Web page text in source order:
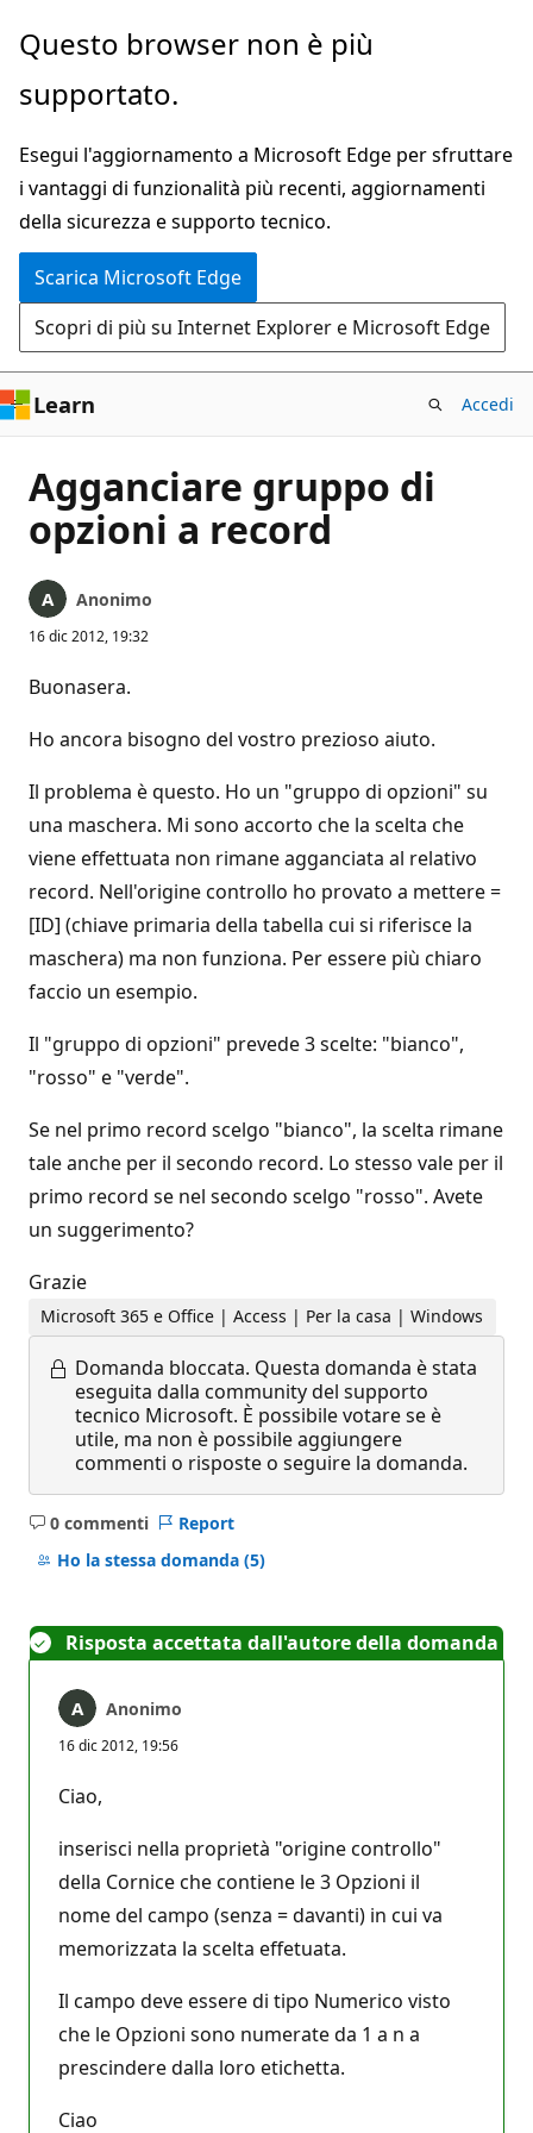
Ignora
passa
contenuto
principale
Questo browser non è più
supportato.
Esegui l'aggiornamento a Microsoft Edge per sfruttare
i vantaggi di funzionalità più recenti, aggiornamenti
della sicurezza e supporto tecnico.
Scarica Microsoft Edge
Scopri di più su Internet Explorer e Microsoft Edge
Learn Accedi
Agganciare gruppo di
opzioni a record
Anonimo
16 dic 2012, 19:32
Buonasera.
Ho ancora bisogno del vostro prezioso aiuto.
Il problema è questo. Ho un "gruppo di opzioni" su
una maschera. Mi sono accorto che la scelta che
viene effettuata non rimane agganciata al relativo
record. Nell'origine controllo ho provato a mettere =
[ID] (chiave primaria della tabella cui si riferisce la
maschera) ma non funziona. Per essere più chiaro
faccio un esempio.
Il "gruppo di opzioni" prevede 3 scelte: "bianco",
"rosso" e "verde".
Se nel primo record scelgo "bianco", la scelta rimane
tale anche per il secondo record. Lo stesso vale per il
primo record se nel secondo scelgo "rosso". Avete
un suggerimento?
Grazie
Microsoft 365 e Office | Access | Per la casa | Windows
Domanda bloccata. Questa domanda è stata
eseguita dalla community del supporto
tecnico Microsoft. È possibile votare se è
utile, ma non è possibile aggiungere
commenti o risposte o seguire la domanda.
0 commenti
Nessun
commento
Report
Ho la stessa domanda (5)
Risposta accettata dall'autore della domanda
Anonimo
16 dic 2012, 19:56
Ciao,
inserisci nella proprietà "origine controllo"
della Cornice che contiene le 3 Opzioni il
nome del campo (senza = davanti) in cui va
memorizzata la scelta effetuata.
Il campo deve essere di tipo Numerico visto
che le Opzioni sono numerate da 1 a n a
prescindere dalla loro etichetta.
Ciao